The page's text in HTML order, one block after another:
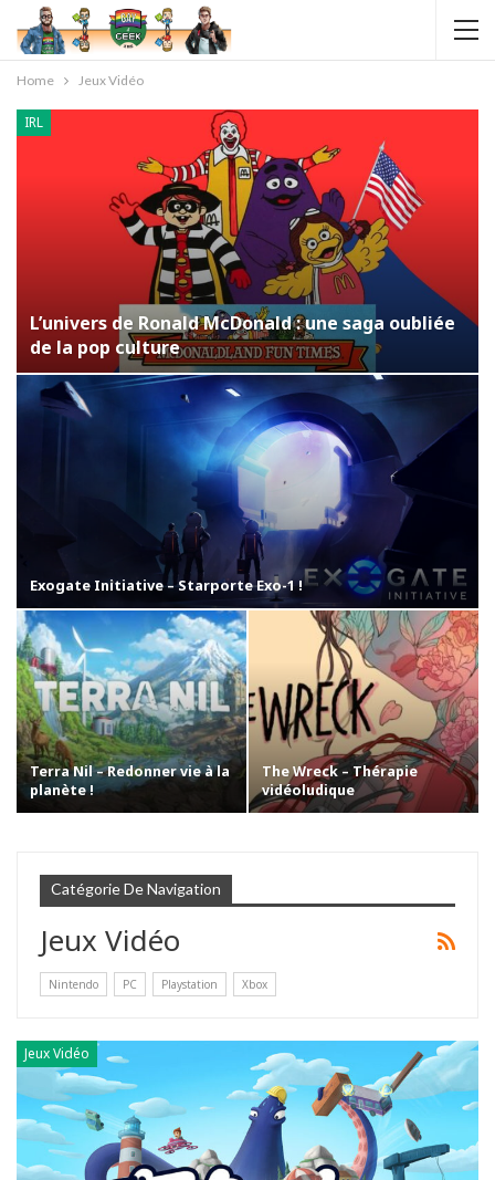
Home Jeux Vidéo
IRL
L’univers de Ronald McDonald : une saga oubliée
de la pop culture
Exogate Initiative – Starporte Exo-1 !
Terra Nil – Redonner vie à la
planète !
The Wreck – Thérapie
vidéoludique
Catégorie De Navigation
Jeux Vidéo
Nintendo PC Playstation Xbox
Jeux Vidéo